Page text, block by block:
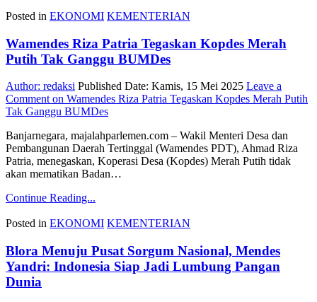
Posted in EKONOMI KEMENTERIAN
Wamendes Riza Patria Tegaskan Kopdes Merah
Putih Tak Ganggu BUMDes
Author: redaksi Published Date: Kamis, 15 Mei 2025 Leave a
Comment on Wamendes Riza Patria Tegaskan Kopdes Merah Putih
Tak Ganggu BUMDes
Banjarnegara, majalahparlemen.com – Wakil Menteri Desa dan
Pembangunan Daerah Tertinggal (Wamendes PDT), Ahmad Riza
Patria, menegaskan, Koperasi Desa (Kopdes) Merah Putih tidak
akan mematikan Badan…
Continue Reading...
Posted in EKONOMI KEMENTERIAN
Blora Menuju Pusat Sorgum Nasional, Mendes
Yandri: Indonesia Siap Jadi Lumbung Pangan
Dunia